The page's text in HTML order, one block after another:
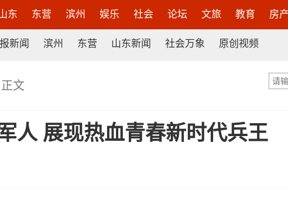
东 东营 滨州 娱乐 社会 论坛 文旅 教育 房产
新闻 滨州 东营 山东新闻 社会万象 原创视频
正文
人 展现热血青春新时代兵王